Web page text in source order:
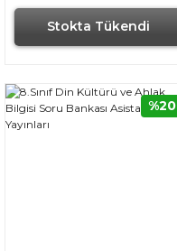
Stokta Tükendi
%20